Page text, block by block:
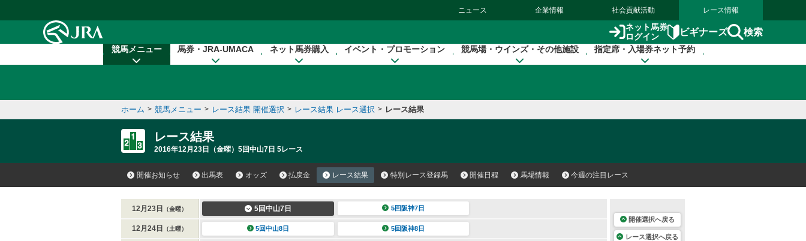
ニュース 企業情報 社会貢献活動 レース情報
ネット馬券
ログイン
ビギナーズ 検索
競馬メニュー 馬券・JRA-UMACA ネット馬券購入 イベント・プロモーション 競馬場・ウインズ・その他施設 指定席・入場券ネット予約
ホーム > 競馬メニュー > レース結果 開催選択 > レース結果 レース選択 > レース結果
レース結果
2016年12月23日（金曜）5回中山7日 5レース
開催お知らせ 出馬表 オッズ 払戻金 レース結果 特別レース登録馬 開催日程 馬場情報 今週の注目レース
12月23日 （金曜） 5回中山7日 5回阪神7日
12月24日 （土曜） 5回中山8日 5回阪神8日
開催選択へ戻る
レース選択へ戻る